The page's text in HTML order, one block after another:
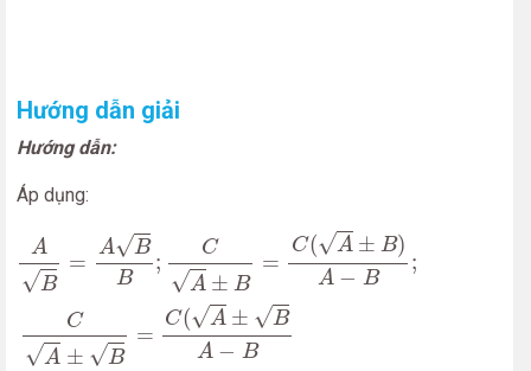
Hướng dẫn giải
Hướng dẫn:
Áp dụng:
A
√B
=
A√B
B
;
C
√A ± B
=
C(√A ± B)
A − B
;
C
√A ± √B
=
C(√A ± √B
A − B
A±B CA± B= C A±B